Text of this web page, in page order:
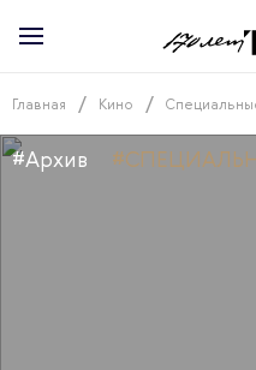
Главная / Кино /
#Архив